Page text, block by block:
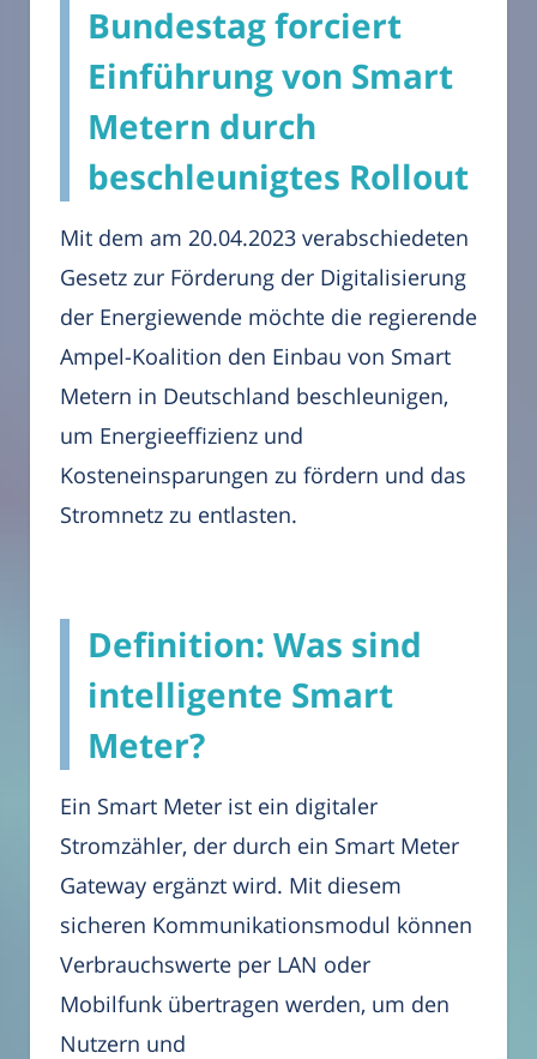
Bundestag forciert
Einführung von Smart
Metern durch
beschleunigtes Rollout
Mit dem am 20.04.2023 verabschiedeten
Gesetz zur Förderung der Digitalisierung
der Energiewende möchte die regierende
Ampel-Koalition den Einbau von Smart
Metern in Deutschland beschleunigen,
um Energieeffizienz und
Kosteneinsparungen zu fördern und das
Stromnetz zu entlasten.
Definition: Was sind
intelligente Smart
Meter?
Ein Smart Meter ist ein digitaler
Stromzähler, der durch ein Smart Meter
Gateway ergänzt wird. Mit diesem
sicheren Kommunikationsmodul können
Verbrauchswerte per LAN oder
Mobilfunk übertragen werden, um den
Nutzern und